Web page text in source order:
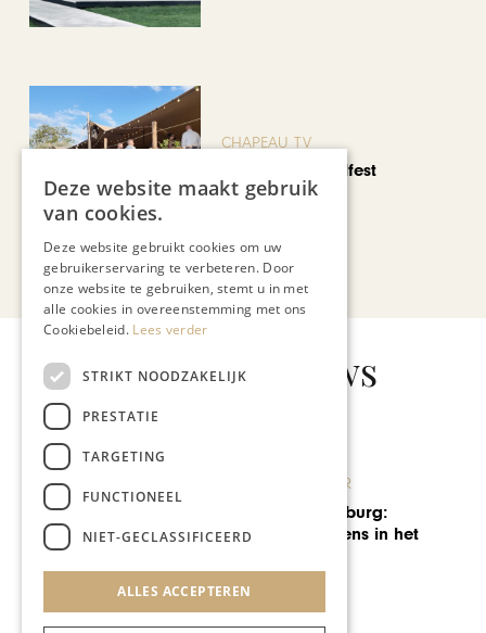
CHAPEAU TV
Noorbeek Foodfest
Bekijk alle artikelen
Gerelateerd nieuws
FUNSHOPPING IN LANAKEN
Deze website maakt gebruik
van cookies.
Deze website gebruikt cookies om uw
gebruikerservaring te verbeteren. Door
onze website te gebruiken, stemt u in met
alle cookies in overeenstemming met ons
Cookiebeleid. Lees verder
STRIKT NOODZAKELIJK
PRESTATIE
TARGETING
FUNCTIONEEL
NIET-GECLASSIFICEERD
ALLES ACCEPTEREN